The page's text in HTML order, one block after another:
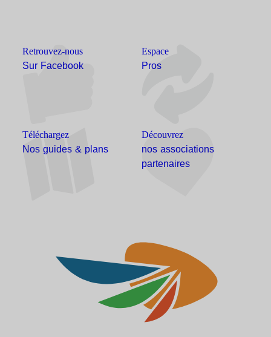
Retrouvez-nous
Sur Facebook
Espace
Pros
Téléchargez
Nos guides & plans
Découvrez
nos associations
partenaires